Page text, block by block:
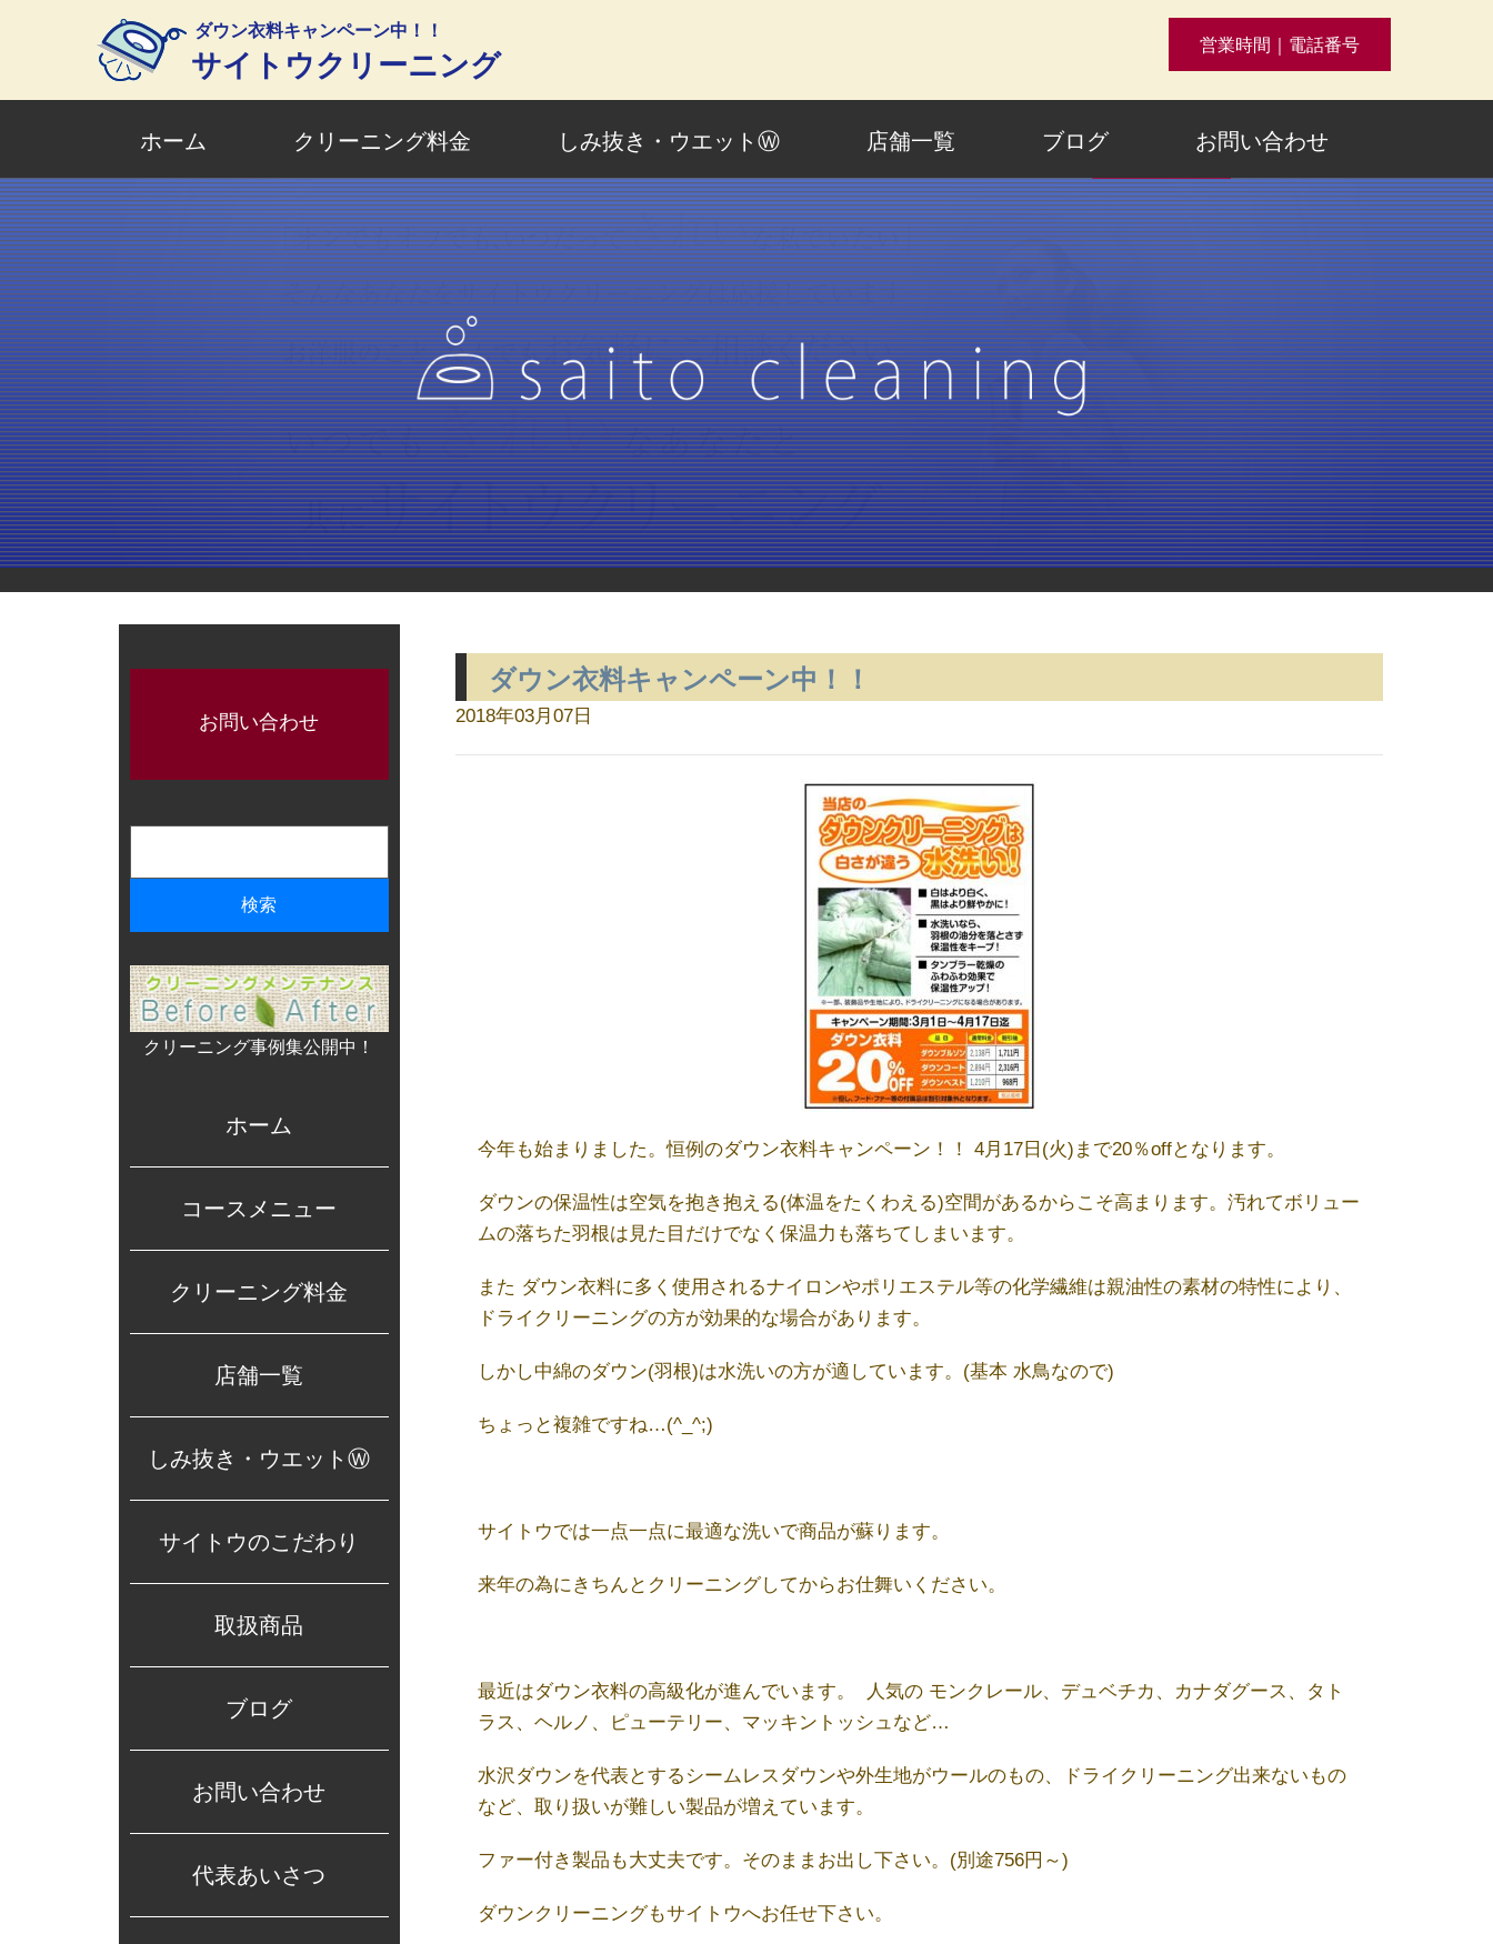
ダウン衣料キャンペーン中！！
サイトウクリーニング
営業時間｜電話番号
ホーム クリーニング料金 しみ抜き・ウエットⓌ 店舗一覧 ブログ お問い合わせ
お問い合わせ
クリーニング事例集公開中！
ホーム
コースメニュー
クリーニング料金
店舗一覧
しみ抜き・ウエットⓌ
サイトウのこだわり
取扱商品
ブログ
お問い合わせ
代表あいさつ
ダウン衣料キャンペーン中！！
2018年03月07日
今年も始まりました。恒例のダウン衣料キャンペーン！！ 4月17日(火)まで20％offとなります。
ダウンの保温性は空気を抱き抱える(体温をたくわえる)空間があるからこそ高まります。汚れてボリュー
ムの落ちた羽根は見た目だけでなく保温力も落ちてしまいます。
また ダウン衣料に多く使用されるナイロンやポリエステル等の化学繊維は親油性の素材の特性により、
ドライクリーニングの方が効果的な場合があります。
しかし中綿のダウン(羽根)は水洗いの方が適しています。(基本 水鳥なので)
ちょっと複雑ですね…(^_^;)
サイトウでは一点一点に最適な洗いで商品が蘇ります。
来年の為にきちんとクリーニングしてからお仕舞いください。
最近はダウン衣料の高級化が進んでいます。 人気の モンクレール、デュベチカ、カナダグース、タト
ラス、ヘルノ、ピューテリー、マッキントッシュなど…
水沢ダウンを代表とするシームレスダウンや外生地がウールのもの、ドライクリーニング出来ないもの
など、取り扱いが難しい製品が増えています。
ファー付き製品も大丈夫です。そのままお出し下さい。(別途756円～)
ダウンクリーニングもサイトウへお任せ下さい。